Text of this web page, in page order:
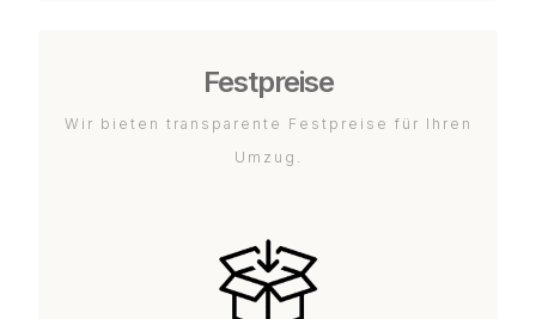
Festpreise
Wir bieten transparente Festpreise für Ihren
Umzug.